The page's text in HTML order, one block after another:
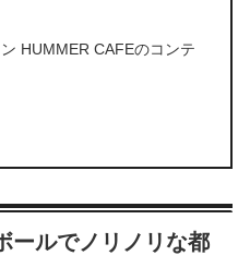
HUMMER CAFEのコンテ
ールでノリノリな都